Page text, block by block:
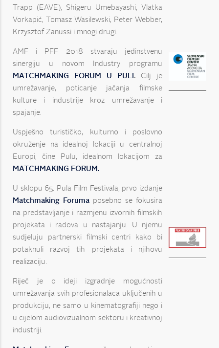
Trapp (EAVE), Shigeru Umebayashi, Vlatka
Vorkapić, Tomasz Wasilewski, Peter Webber,
Krzysztof Zanussi i mnogi drugi.
AMF i PFF 2018 stvaraju jedinstvenu
sinergiju u novom Industry programu
MATCHMAKING FORUM U PULI. Cilj je
umrežavanje, poticanje jačanja filmske
kulture i industrije kroz umrežavanje i
spajanje.
Uspješno turističko, kulturno i poslovno
okruženje na idealnoj lokaciji u centralnoj
Europi, čine Pulu, idealnom lokacijom za
MATCHMAKING FORUM.
U sklopu 65. Pula Film Festivala, prvo izdanje
Matchmaking Foruma posebno se fokusira
na predstavljanje i razmjenu izvornih filmskih
projekata i radova u nastajanju. U njemu
sudjeluju partnerski filmski centri kako bi
potaknuli razvoj tih projekata i njihovu
realizaciju.
Riječ je o ideji izgradnje mogućnosti
umrežavanja svih profesionalaca uključenih u
produkciju, ne samo u kinematografiji nego i
u cijelom audiovizualnom sektoru i kreativnoj
industriji.